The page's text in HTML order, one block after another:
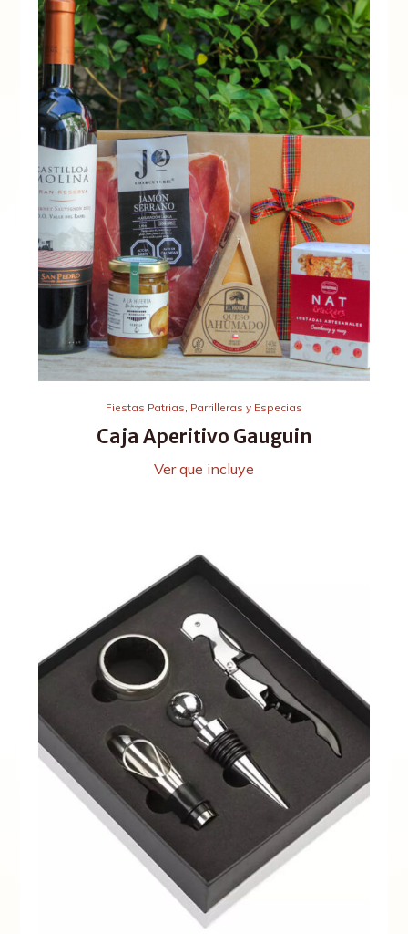
Fiestas Patrias Parrilleras y Especias
Caja Aperitivo Gauguin
Ver que incluye